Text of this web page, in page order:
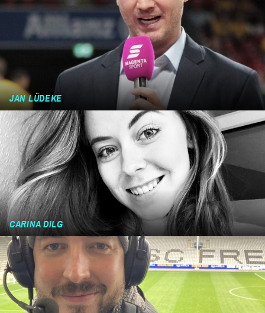
JAN LÜDEKE
CARINA DILG